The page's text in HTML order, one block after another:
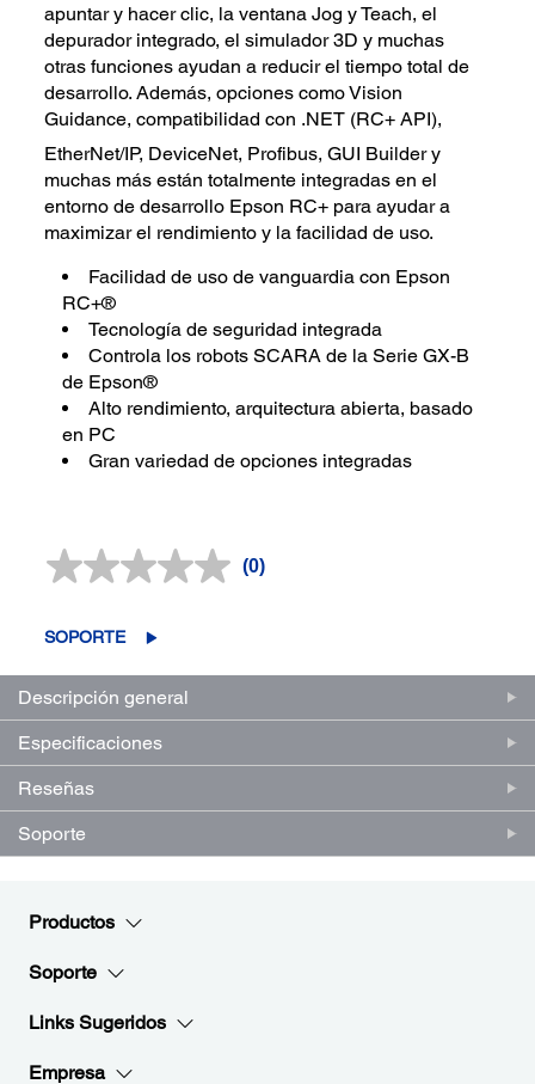
apuntar y hacer clic, la ventana Jog y Teach, el
depurador integrado, el simulador 3D y muchas
otras funciones ayudan a reducir el tiempo total de
desarrollo. Además, opciones como Vision
Guidance, compatibilidad con .NET (RC+ API),
EtherNet/IP, DeviceNet, Profibus, GUI Builder y
muchas más están totalmente integradas en el
entorno de desarrollo Epson RC+ para ayudar a
maximizar el rendimiento y la facilidad de uso.
Facilidad de uso de vanguardia con Epson
RC+®
Tecnología de seguridad integrada
Controla los robots SCARA de la Serie GX-B
de Epson®
Alto rendimiento, arquitectura abierta, basado
en PC
Gran variedad de opciones integradas
Sin
misma
(0)
SOPORTE
Descripción general
Especificaciones
Reseñas
Soporte
Productos
Soporte
Links Sugeridos
Empresa